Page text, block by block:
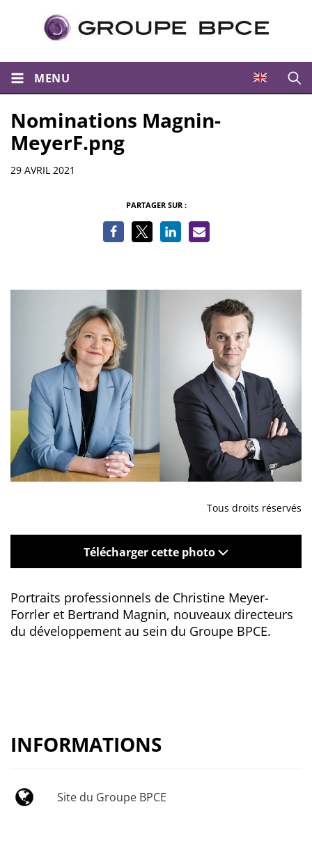
MENU
Nominations Magnin-
MeyerF.png
Informations
29 AVRIL 2021
PARTAGER SUR :
Tous droits réservés
Télécharger cette photo
Portraits professionnels de Christine Meyer-
Forrler et Bertrand Magnin, nouveaux directeurs
du développement au sein du Groupe BPCE.
INFORMATIONS
Site du Groupe BPCE